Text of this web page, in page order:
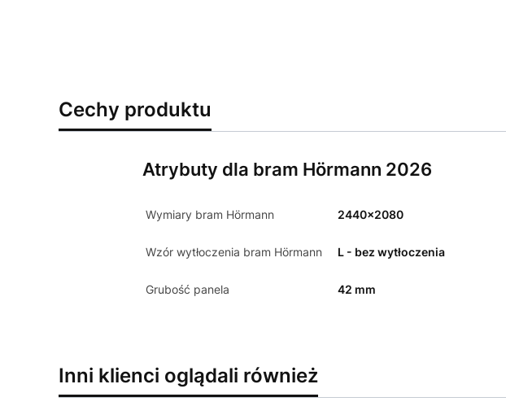
Cechy produktu
Atrybuty dla bram Hörmann 2026
Wymiary bram Hörmann 2440x2080
Wzór wytłoczenia bram Hörmann L - bez wytłoczenia
Grubość panela 42 mm
Inni klienci oglądali również